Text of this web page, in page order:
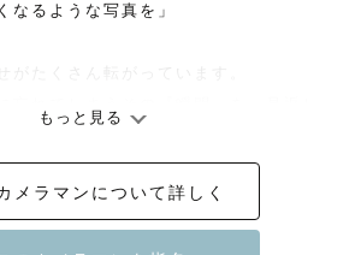
なるような写真を」
がたくさん転がっています。
れぞれ。
を切り取り、撮影そのものが最高の思
もっと見る
メラマンについて詳しく